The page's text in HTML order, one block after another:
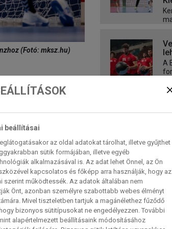
(Fotó: mksz.hu)
7 órától az 5.
legfontosabb
két éve
alább, medáliával
A két és fél
mérkőzik
meggyőzőnek
berlini Füchsét. A
– amely éppen
A
A
beállításai
az oldal adatokat tárolhat, illetve gyűjthet
sütik formájában, illetve egyéb
alkalmazásával is. Az adat lehet Önnel, az Ön
kapcsolatos és főképp arra használják, hogy az
szerint működtessék. Az adatok általában nem
Önt, azonban személyre szabottabb webes élményt
Mivel tiszteletben tartjuk a magánélethez fűződő
bizonyos sütitípusokat ne engedélyezzen. További
alapértelmezett beállításaink módosításához